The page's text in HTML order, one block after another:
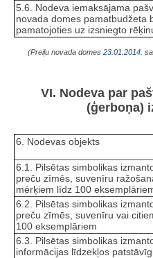
5.6. Nodeva iemaksājama
novada domes pamatbudžeta
pamatojoties uz izsniegto
(Preiļu novada domes 23.01.2014.
VI. Nodeva par
(ģerboņa)
6. Nodevas objekts
6.1. Pilsētas simbolikas
preču zīmēs, suvenīru
mērķiem līdz 100
6.2. Pilsētas simbolikas
preču zīmēs, suvenīru vai
100 eksemplāriem
6.3. Pilsētas simbolikas
informācijas līdzekļos